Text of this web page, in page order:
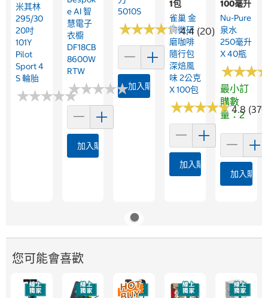
米其林
295/30
20吋
101Y
Pilot
Sport 4
S 輪胎
★★★★★
★★★★★
E AI 智
慧電子
衣櫥
DF18CB
8600W
RTW
★★★★★
★★★★★
加入購物車
5010S
★★★★★
★★★★★4.4 (20)
加入購物車
1包
雀巢 金
牌微研
磨咖啡
隨行包
深焙風
味 2公克
X 100包
★★★★★
★★★★★4.8
加入購物車
100毫升
Nu-Pure
泉水
250毫升
X 40瓶
★★★
★★★
最小訂
購數
量：2
加入購物
您可能會喜歡